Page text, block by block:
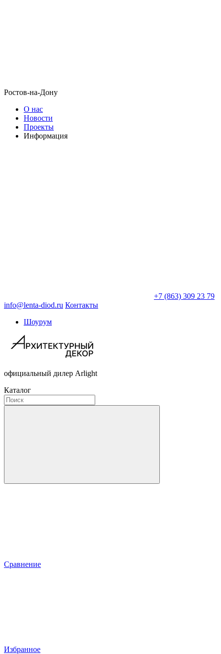
Ростов-на-Дону
О нас
Новости
Проекты
Информация
+7 (863) 309 23 79
info@lenta-diod.ru Контакты
Шоурум
официальный дилер Arlight
Каталог
Сравнение
Избранное